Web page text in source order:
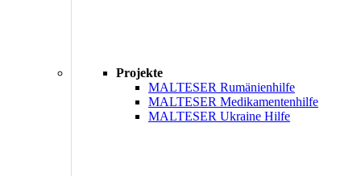
Projekte
MALTESER Rumänienhilfe
MALTESER Medikamentenhilfe
MALTESER Ukraine Hilfe